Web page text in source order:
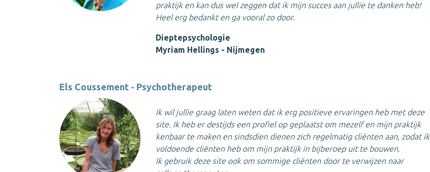
praktijk en kan dus wel zeggen dat ik mijn succes aan jullie te danken heb!
Heel erg bedankt en ga vooral zo door.
Dieptepsychologie
Myriam Hellings - Nijmegen
Els Coussement - Psychotherapeut
Ik wil jullie graag laten weten dat ik erg positieve ervaringen heb met deze
site. Ik heb er destijds een profiel op geplaatst om mezelf en mijn praktijk
kenbaar te maken en sindsdien dienen zich regelmatig cliënten aan, zodat ik
voldoende cliënten heb om mijn praktijk in bijberoep uit te bouwen.
Ik gebruik deze site ook om sommige cliënten door te verwijzen naar